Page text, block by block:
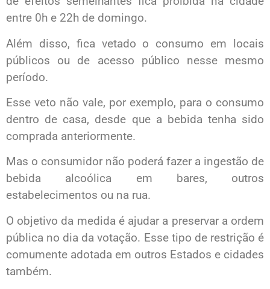
entre 0h e 22h de domingo.
Além disso, fica vetado o consumo em locais
públicos ou de acesso público nesse mesmo
período.
Esse veto não vale, por exemplo, para o consumo
dentro de casa, desde que a bebida tenha sido
comprada anteriormente.
Mas o consumidor não poderá fazer a ingestão de
bebida alcoólica em bares, outros
estabelecimentos ou na rua.
O objetivo da medida é ajudar a preservar a ordem
pública no dia da votação. Esse tipo de restrição é
comumente adotada em outros Estados e cidades
também.